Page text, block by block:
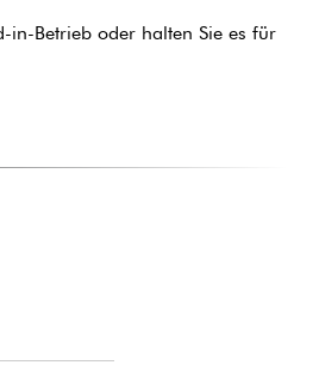
in-Betrieb oder halten Sie es für